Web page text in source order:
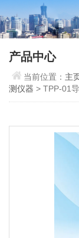
产品中心
当前位置： 主
测仪器 > TPP-01